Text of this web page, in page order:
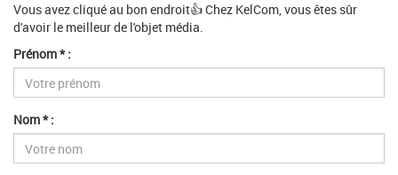
Vous avez cliqué au bon endroit👍 Chez KelCom, vous êtes sûr
d'avoir le meilleur de l'objet média.
Prénom * :
Nom * :